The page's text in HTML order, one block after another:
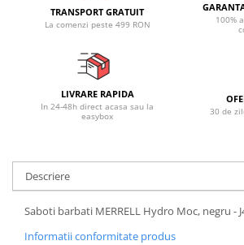
TRANSPORT GRATUIT
La comenzi peste 499 RON
100%
LIVRARE RAPIDA
In 24-48h direct acasa sau la
easybox
30 de
Descriere
Saboti barbati MERRELL Hydro Moc, negru -
Informatii conformitate produs